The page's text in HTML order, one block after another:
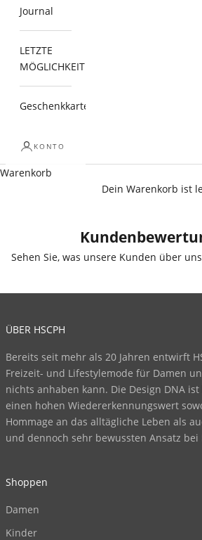
Journal
LETZTE
MÖGLICHKEIT
Geschenkkarte
KONTO
Warenkorb
Dein Warenkorb ist
Sehen Sie, was unsere Kunden über
ÜBER HSCPH
Bereits seit mehr als 20 Jahren entwirft
Freizeit- und Lifestylemode für Damen
nichts anhaben kann. Die Design DNA
einen hohen Wiedererkennungswert
Hommage an das alltägliche Leben als
und dennoch sehr bewussten Ansatz
Shoppen
Damen
Kinder